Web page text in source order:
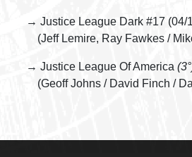
→ Justice League Dark #17 (04/
(Jeff Lemire, Ray Fawkes /
→ Justice League Of America
(Geoff Johns / David Finch /